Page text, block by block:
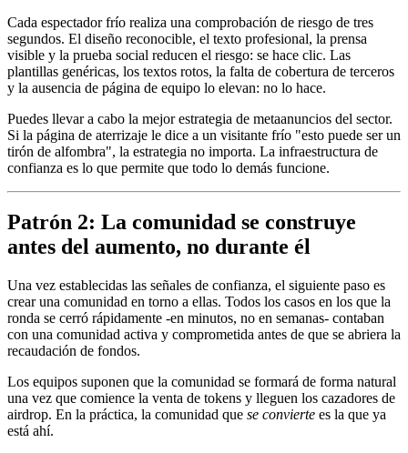
Cada espectador frío realiza una comprobación de riesgo de tres
segundos. El diseño reconocible, el texto profesional, la prensa
visible y la prueba social reducen el riesgo: se hace clic. Las
plantillas genéricas, los textos rotos, la falta de cobertura de terceros
y la ausencia de página de equipo lo elevan: no lo hace.
Puedes llevar a cabo la mejor estrategia de metaanuncios del sector.
Si la página de aterrizaje le dice a un visitante frío "esto puede ser un
tirón de alfombra", la estrategia no importa. La infraestructura de
confianza es lo que permite que todo lo demás funcione.
Patrón 2: La comunidad se construye
antes del aumento, no durante él
Una vez establecidas las señales de confianza, el siguiente paso es
crear una comunidad en torno a ellas. Todos los casos en los que la
ronda se cerró rápidamente -en minutos, no en semanas- contaban
con una comunidad activa y comprometida antes de que se abriera la
recaudación de fondos.
Los equipos suponen que la comunidad se formará de forma natural
una vez que comience la venta de tokens y lleguen los cazadores de
airdrop. En la práctica, la comunidad que se convierte es la que ya
está ahí.